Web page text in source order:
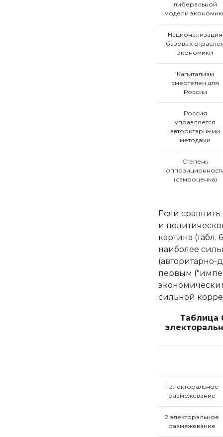
либеральной
модели
Национализация
базовых
экономики
Капитализм
смертелен для
России
Россия
управляется
авторитарными
методами
Степень
(самооценка)
Если
и
картина (табл.
наиболее
(авторитарно-
первым
сильной
Таблица
1 электоральное
размежевание
2 электоральное
размежевание